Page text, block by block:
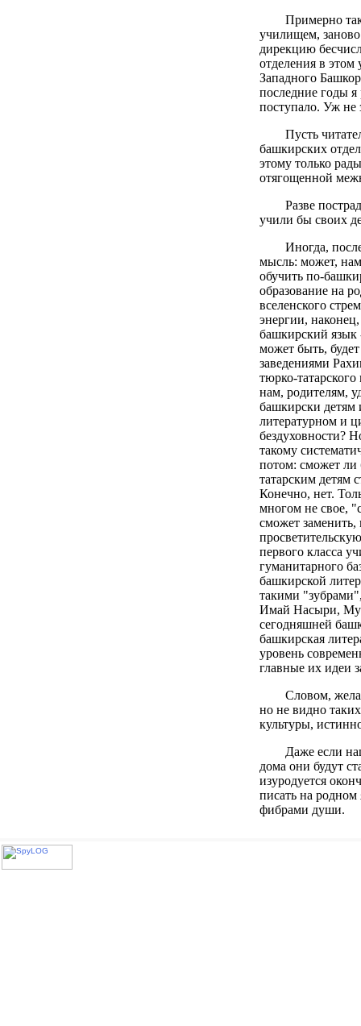
Примерно
училищем,
дирекцию
отделения в этом
Западного
последние годы
поступало. Уж не
Пусть
башкирских
этому только
отягощенной
Разве
учили бы своих
Иногда,
мысль: может, нам
обучить по-
образование на
вселенского
энергии,
башкирский язык
может быть,
заведениями
тюрко-
нам, родителям,
башкирски детям
литературном и
бездуховности?
такому
потом: сможет ли
татарским детям
Конечно, нет.
многом не свое,
сможет
первого класса
гуманитарного
башкирской
такими
Имай Насыри,
сегодняшней
башкирская
уровень
главные их идеи
Словом,
но не видно
культуры,
Даже если
дома они будут
изуродуется
писать на
фибрами души.